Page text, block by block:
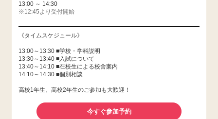
13:00 ～ 14:30
※12:45より受付開始
《タイムスケジュール》
13:00～13:30 ■学校・学科説明
13:30～13:40 ■入試について
13:40～14:10 ■在校生による校舎案内
14:10～14:30 ■個別相談
高校1年生、高校2年生のご参加も大歓迎！
今すぐ参加予約